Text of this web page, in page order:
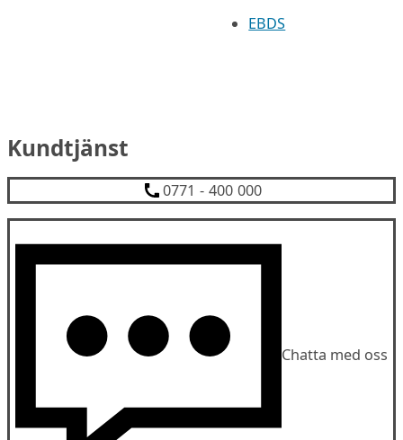
EBDS
Kundtjänst
0771 - 400 000
Chatta med oss